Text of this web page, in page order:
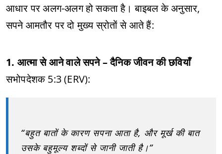
आधार पर अलग-अलग हो सकता है। बाइबल के अनुसार,
सपने आमतौर पर दो मुख्य स्रोतों से आते हैं:
1. आत्मा से आने वाले सपने – दैनिक जीवन की छवियाँ
सभोपदेशक 5:3 (ERV):
“बहुत बातों के कारण सपना आता है, और मूर्ख की बात
उसके बहुमूल्य शब्दों से जानी जाती है।”